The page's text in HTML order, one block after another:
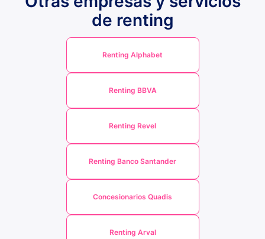
de renting
Renting Alphabet
Renting BBVA
Renting Revel
Renting Banco Santander
Concesionarios Quadis
Renting Arval